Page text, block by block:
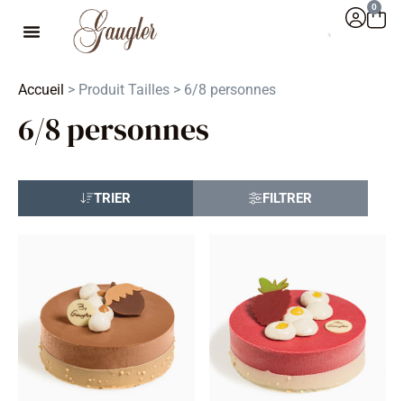
0
Accueil > Produit Tailles > 6/8 personnes
6/8 personnes
TRIER FILTRER